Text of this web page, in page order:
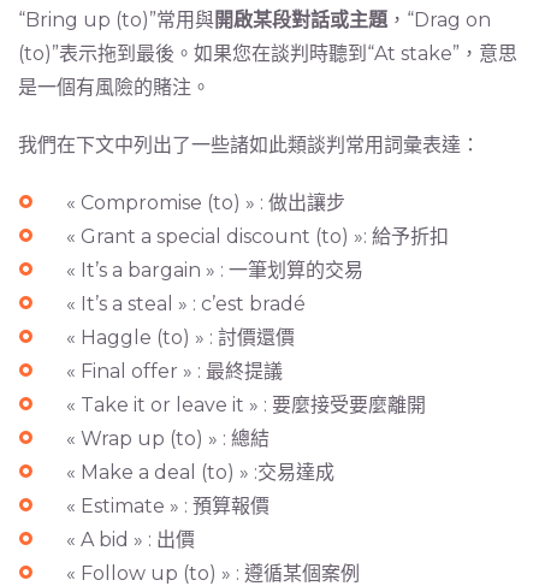
“Bring up (to)”常用與開啟某段對話或主題，“Drag on
(to)”表示拖到最後。如果您在談判時聽到“At stake”，意思
是一個有風險的賭注。
我們在下文中列出了一些諸如此類談判常用詞彙表達：
« Compromise (to) » : 做出讓步
« Grant a special discount (to) »: 給予折扣
« It’s a bargain » : 一筆划算的交易
« It’s a steal » : c’est bradé
« Haggle (to) » : 討價還價
« Final offer » : 最終提議
« Take it or leave it » : 要麼接受要麼離開
« Wrap up (to) » : 總結
« Make a deal (to) » :交易達成
« Estimate » : 預算報價
« A bid » : 出價
« Follow up (to) » : 遵循某個案例